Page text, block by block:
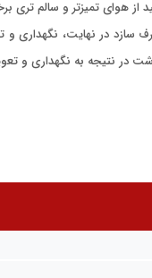
در نتیجه به نگهداری و